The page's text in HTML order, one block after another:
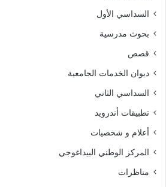
السداسي الأول
بحوث مدرسية
قصص
ديوان الخدمات الجامعية
السداسي الثاني
تطبيقات أندرويد
أعلام و شخصيات
المركز الوطني البيداغوجي
مناظرات